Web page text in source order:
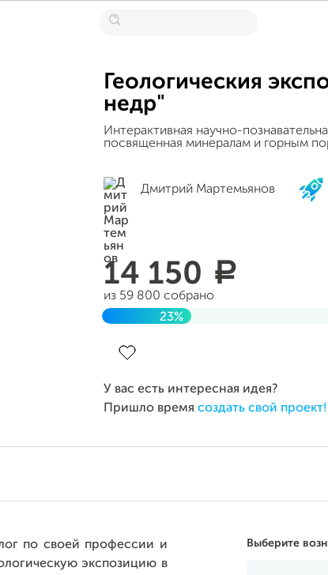
Геологическия
недр"
Интерактивная научно-
посвященная минералам и горным
Дмитрий Мартемьянов
14 150 a
из 59 800 собрано
23%
У вас есть интересная идея?
Пришло время создать свой проект!
Выберите
по своей профессии и
экспозицию в